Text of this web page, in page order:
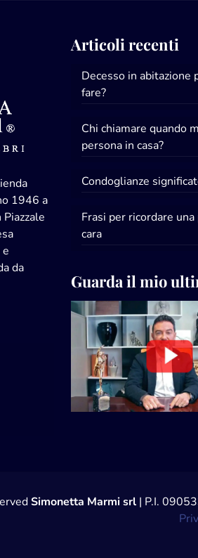
1946 a
da
Articoli recenti
Decesso in abitazione
fare?
Chi chiamare quando
persona in casa?
Condoglianze
Frasi per ricordare
cara
Guarda il mio
Simonetta Marmi srl | P.I.